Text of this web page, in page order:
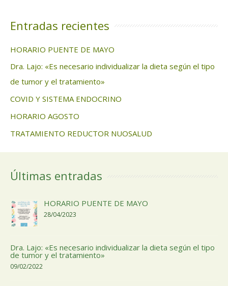
Entradas recientes
HORARIO PUENTE DE MAYO
Dra. Lajo: «Es necesario individualizar la dieta según el tipo
de tumor y el tratamiento»
COVID Y SISTEMA ENDOCRINO
HORARIO AGOSTO
TRATAMIENTO REDUCTOR NUOSALUD
Últimas entradas
HORARIO PUENTE DE MAYO
28/04/2023
Dra. Lajo: «Es necesario individualizar la dieta según el tipo
de tumor y el tratamiento»
09/02/2022